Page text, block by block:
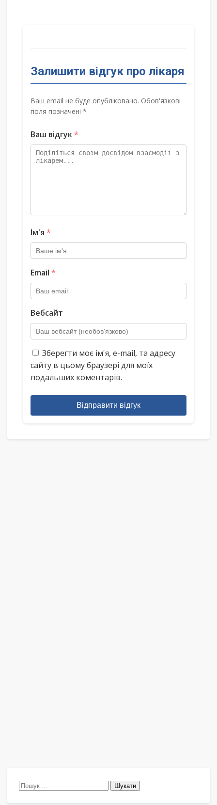
Залишити відгук про лікаря
Ваш email не буде опубліковано. Обов'язкові
поля позначені *
Ваш відгук*
Ім'я *
Email *
Вебсайт
Зберегти моє ім'я, e-mail, та адресу
сайту в цьому браузері для моїх
подальших коментарів.
Відправити відгук
Пошук: